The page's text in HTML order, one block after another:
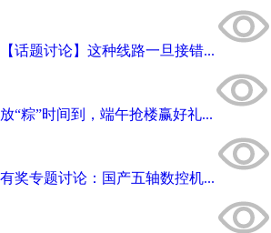
【话题讨论】这种线路一旦接错...
放“粽”时间到，端午抢楼赢好礼...
有奖专题讨论：国产五轴数控机...